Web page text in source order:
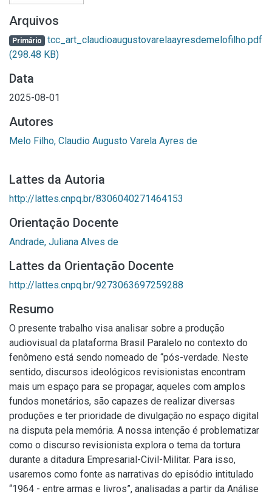
Arquivos
Primário tcc_art_claudioaugustovarelaayresdemelofilho.pdf
(298.48 KB)
Data
2025-08-01
Autores
Melo Filho, Claudio Augusto Varela Ayres de
Lattes da Autoria
http://lattes.cnpq.br/8306040271464153
Orientação Docente
Andrade, Juliana Alves de
Lattes da Orientação Docente
http://lattes.cnpq.br/9273063697259288
Resumo
O presente trabalho visa analisar sobre a produção
audiovisual da plataforma Brasil Paralelo no contexto do
fenômeno está sendo nomeado de “pós-verdade. Neste
sentido, discursos ideológicos revisionistas encontram
mais um espaço para se propagar, aqueles com amplos
fundos monetários, são capazes de realizar diversas
produções e ter prioridade de divulgação no espaço digital
na disputa pela memória. A nossa intenção é problematizar
como o discurso revisionista explora o tema da tortura
durante a ditadura Empresarial-Civil-Militar. Para isso,
usaremos como fonte as narrativas do episódio intitulado
“1964 - entre armas e livros”, analisadas a partir da Análise